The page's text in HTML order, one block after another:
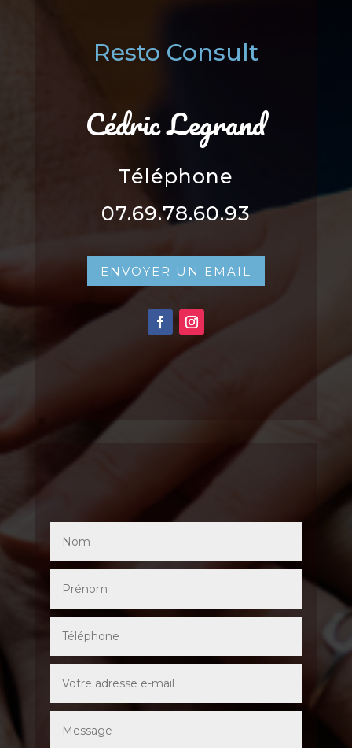
Resto Consult
Cédric Legrand
Téléphone
07.69.78.60.93
ENVOYER UN EMAIL